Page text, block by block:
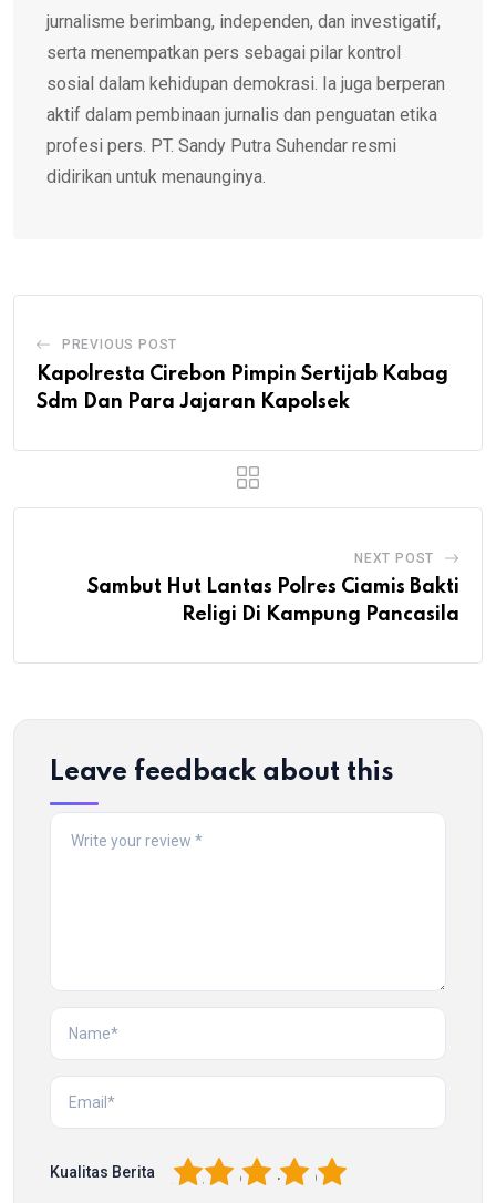
jurnalisme berimbang, independen, dan investigatif,
serta menempatkan pers sebagai pilar kontrol
sosial dalam kehidupan demokrasi. Ia juga berperan
aktif dalam pembinaan jurnalis dan penguatan etika
profesi pers. PT. Sandy Putra Suhendar resmi
didirikan untuk menaunginya.
PREVIOUS POST
Kapolresta Cirebon Pimpin Sertijab Kabag
Sdm Dan Para Jajaran Kapolsek
NEXT POST
Sambut Hut Lantas Polres Ciamis Bakti
Religi Di Kampung Pancasila
Leave feedback about this
Kualitas Berita 5
4
3
2